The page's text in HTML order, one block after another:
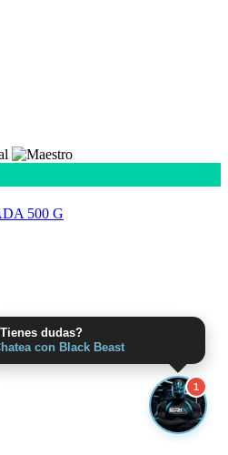
dudas?
con Black Beast
1